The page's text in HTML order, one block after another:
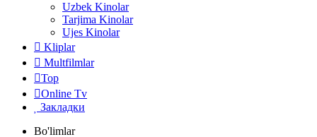
Uzbek Kinolar
Tarjima Kinolar
Ujes Kinolar
Kliplar
Multfilmlar
Top
Online Tv
Закладки
Bo'limlar